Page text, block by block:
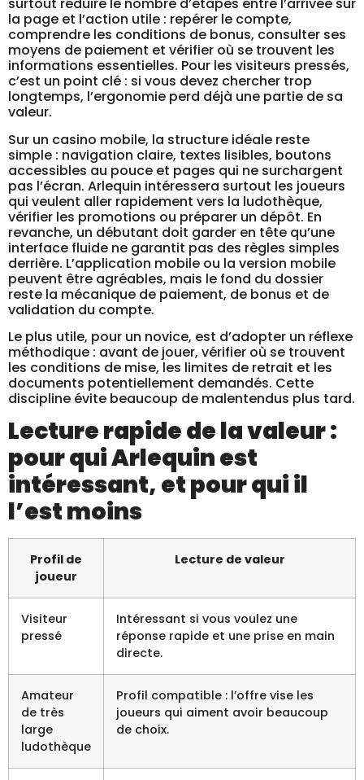
surtout réduire le nombre d’étapes entre l’arrivée sur
la page et l’action utile : repérer le compte,
comprendre les conditions de bonus, consulter ses
moyens de paiement et vérifier où se trouvent les
informations essentielles. Pour les visiteurs pressés,
c’est un point clé : si vous devez chercher trop
longtemps, l’ergonomie perd déjà une partie de sa
valeur.
Sur un casino mobile, la structure idéale reste
simple : navigation claire, textes lisibles, boutons
accessibles au pouce et pages qui ne surchargent
pas l’écran. Arlequin intéressera surtout les joueurs
qui veulent aller rapidement vers la ludothèque,
vérifier les promotions ou préparer un dépôt. En
revanche, un débutant doit garder en tête qu’une
interface fluide ne garantit pas des règles simples
derrière. L’application mobile ou la version mobile
peuvent être agréables, mais le fond du dossier
reste la mécanique de paiement, de bonus et de
validation du compte.
Le plus utile, pour un novice, est d’adopter un réflexe
méthodique : avant de jouer, vérifier où se trouvent
les conditions de mise, les limites de retrait et les
documents potentiellement demandés. Cette
discipline évite beaucoup de malentendus plus tard.
Lecture rapide de la valeur :
pour qui Arlequin est
intéressant, et pour qui il
l’est moins
Profil de
joueur
Lecture de valeur
Visiteur
pressé
Intéressant si vous voulez une
réponse rapide et une prise en main
directe.
Amateur
de très
large
ludothèque
Profil compatible : l’offre vise les
joueurs qui aiment avoir beaucoup
de choix.